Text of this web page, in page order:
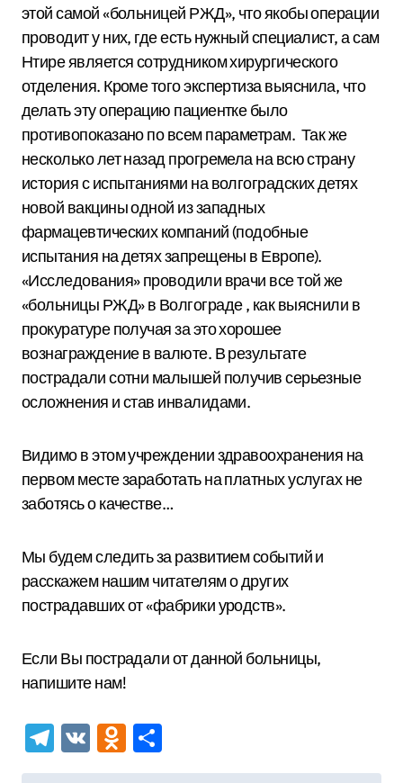
этой самой «больницей РЖД», что якобы операции
проводит у них, где есть нужный специалист, а сам
Нтире является сотрудником хирургического
отделения. Кроме того экспертиза выяснила, что
делать эту операцию пациентке было
противопоказано по всем параметрам. Так же
несколько лет назад прогремела на всю страну
история с испытаниями на волгоградских детях
новой вакцины одной из западных
фармацевтических компаний (подобные
испытания на детях запрещены в Европе).
«Исследования» проводили врачи все той же
«больницы РЖД» в Волгограде , как выяснили в
прокуратуре получая за это хорошее
вознаграждение в валюте. В результате
пострадали сотни малышей получив серьезные
осложнения и став инвалидами.
Видимо в этом учреждении здравоохранения на
первом месте заработать на платных услугах не
заботясь о качестве…
Мы будем следить за развитием событий и
расскажем нашим читателям о других
пострадавших от «фабрики уродств».
Если Вы пострадали от данной больницы,
напишите нам!
Telegram
VK Odnoklassniki